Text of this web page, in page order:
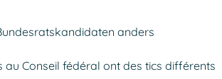
anders
au Conseil fédéral ont des tics différents